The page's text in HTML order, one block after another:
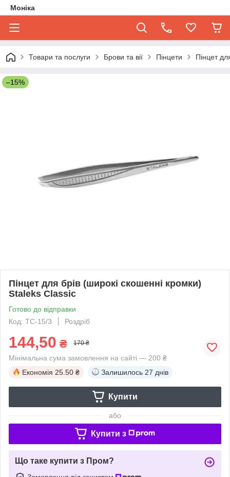
Моніка
Товари та послуги Брови та вії Пінцети Пінцет
–15%
Пінцет для брів (широкі скошенні кромки)
Staleks Classic
Готово до відправки
Код: TC-15/3
Роздріб
144,50 ₴ 170 ₴
Мінімальна сума замовлення на сайті — 200 ₴
Економія 25.50 ₴ Залишилось 27 днів
Купити
або
Купити з
Що таке купити з Пром?